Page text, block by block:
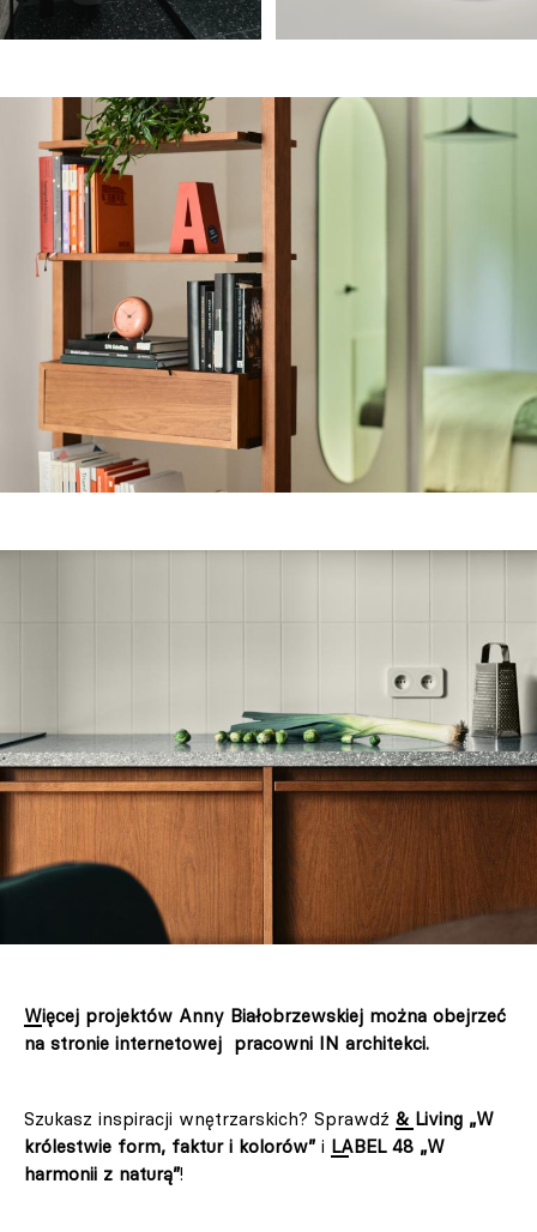
Więcej projektów Anny Białobrzewskiej można obejrzeć
na stronie internetowej pracowni IN architekci.
Szukasz inspiracji wnętrzarskich? Sprawdź & Living „W
królestwie form, faktur i kolorów” i LABEL 48 „W
harmonii z naturą”!